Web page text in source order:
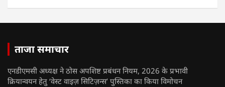
ताजा समाचार
एनडीएमसी अध्यक्ष ने ठोस अपशिष्ट प्रबंधन नियम, 2026 के प्रभावी
क्रियान्वयन हेतु ‘वेस्ट वाइज़ सिटिज़न्स’ पुस्तिका का किया विमोचन